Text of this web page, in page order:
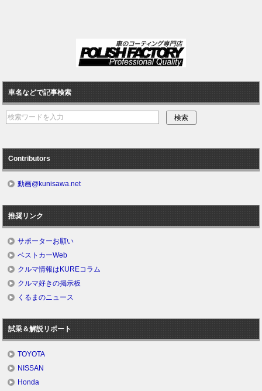
車名などで記事検索
Contributors
動画@kunisawa.net
推奨リンク
サポーターお願い
ベストカーWeb
クルマ情報はKUREコラム
クルマ好きの掲示板
くるまのニュース
試乗＆解説リポート
TOYOTA
NISSAN
Honda